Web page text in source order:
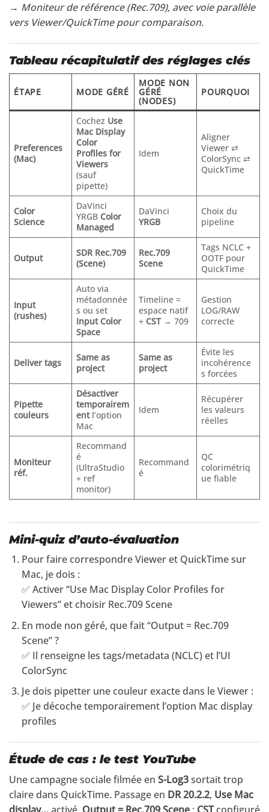
→ Moniteur de référence (Rec.709), avec voie parallèle
vers Viewer/QuickTime pour comparaison.
Tableau récapitulatif des réglages clés
ÉTAPE MODE GÉRÉ
MODE NON
GÉRÉ
(NODES)
POURQUOI
Preferences
(Mac)
Cochez Use
Mac Display
Color
Profiles for
Viewers
(sauf
pipette)
Idem
Aligner
Viewer ⇄
ColorSync ⇄
QuickTime
Color
Science
DaVinci
YRGB Color
Managed
DaVinci
YRGB
Choix du
pipeline
Output
SDR Rec.709
(Scene)
Rec.709
Scene
Tags NCLC +
OOTF pour
QuickTime
Input
(rushes)
Auto via
métadonnée
s ou set
Input Color
Space
Timeline =
espace natif
+ CST→ 709
Gestion
LOG/RAW
correcte
Deliver tags
Same as
project
Same as
project
Évite les
incohérence
s forcées
Pipette
couleurs
Désactiver
temporairem
entl’option
Mac
Idem
Récupérer
les valeurs
réelles
Moniteur
réf.
Recommand
é
(UltraStudio
+ ref
monitor)
Recommand
é
QC
colorimétriq
ue fiable
Mini-quiz d’auto-évaluation
Pour faire correspondre Viewer et QuickTime sur
Mac, je dois :
✅ Activer “Use Mac Display Color Profiles for
Viewers” et choisir Rec.709 Scene
En mode non géré, que fait “Output = Rec.709
Scene” ?
✅ Il renseigne les tags/metadata (NCLC) et l’UI
ColorSync
Je dois pipetter une couleur exacte dans le Viewer :
✅ Je décoche temporairement l’option Mac display
profiles
Étude de cas : le test YouTube
Une campagne sociale filmée en S-Log3sortait trop
claire dans QuickTime. Passage en DR 20.2.2, Use Mac